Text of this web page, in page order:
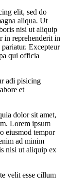
elit, sed do
aliqua. Ut
nisi ut aliquip
in reprehenderit in
Excepteur
qui officia
adi pisicing
et
dolor sit amet,
Lorem ipsum
eiusmod tempor
ad minim
nisi ut aliquip ex
velit esse cillum